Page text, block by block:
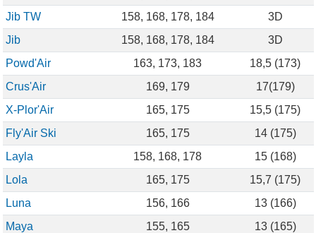
Jib TW
158, 168, 178, 184
3D
Jib
158, 168, 178, 184
3D
Powd'Air
163, 173, 183
18,5 (173)
Crus'Air
169, 179
17(179)
X-Plor'Air
165, 175
15,5 (175)
Fly'Air Ski
165, 175
14 (175)
Layla
158, 168, 178
15 (168)
Lola
165, 175
15,7 (175)
Luna
156, 166
13 (166)
Maya
155, 165
13 (165)